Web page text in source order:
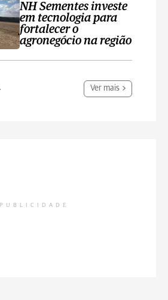
NH Sementes investe
em tecnologia para
fortalecer o
agronegócio na região
Ver mais
PUBLICIDADE